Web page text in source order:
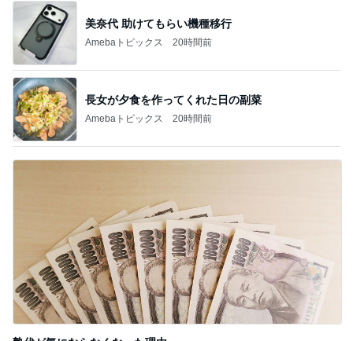
美奈代 助けてもらい機種移行
Amebaトピックス 20時間前
長女が夕食を作ってくれた日の副菜
Amebaトピックス 20時間前